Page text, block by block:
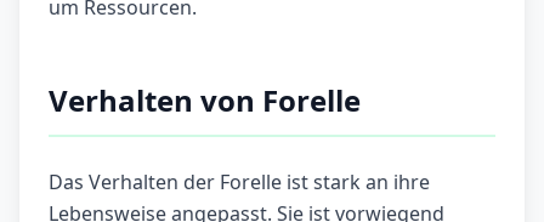
um Ressourcen.
Verhalten von Forelle
Das Verhalten der Forelle ist stark an ihre
Lebensweise angepasst. Sie ist vorwiegend